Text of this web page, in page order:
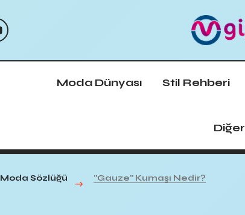
Moda Dünyası Stil Rehberi
Diğer
Moda Sözlüğü "Gauze" Kumaşı Nedir?